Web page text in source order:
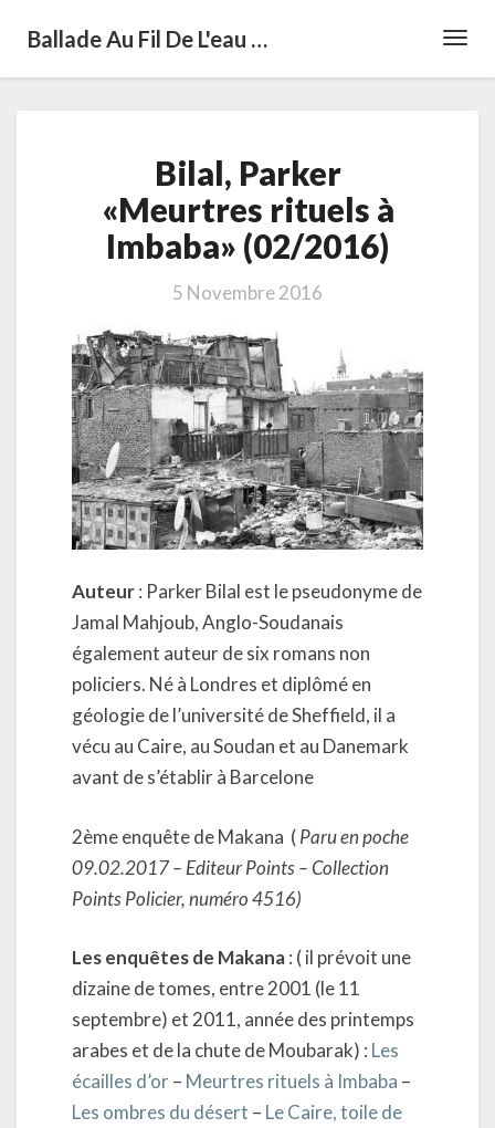
Ballade Au Fil De L'eau …
Parker
«Meurtres
rituels
à
Imbaba»
(02/2016)
Bilal, Parker
«Meurtres rituels à
Imbaba» (02/2016)
5 Novembre 2016
Auteur: Parker Bilal est le pseudonyme de
Jamal Mahjoub, Anglo-Soudanais
également auteur de six romans non
policiers. Né à Londres et diplômé en
géologie de l’université de Sheffield, il a
vécu au Caire, au Soudan et au Danemark
avant de s’établir à Barcelone
2ème enquête de Makana (Paru en poche
09.02.2017 – Editeur Points – Collection
Points Policier, numéro 4516)
Les enquêtes de Makana: ( il prévoit une
dizaine de tomes, entre 2001 (le 11
septembre) et 2011, année des printemps
arabes et de la chute de Moubarak) : Les
écailles d’or– Meurtres rituels à Imbaba –
Les ombres du désert – Le Caire, toile de